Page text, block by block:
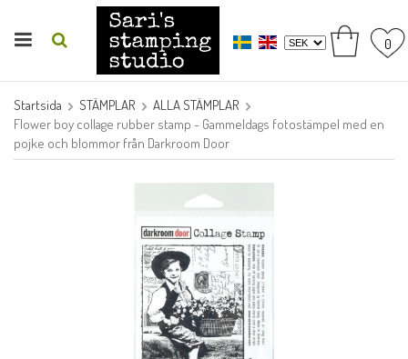
0
Startsida STÄMPLAR
ALLA STÄMPLAR
Flower boy collage rubber stamp - Gammeldags fotostämpel med en
pojke och blommor från Darkroom Door